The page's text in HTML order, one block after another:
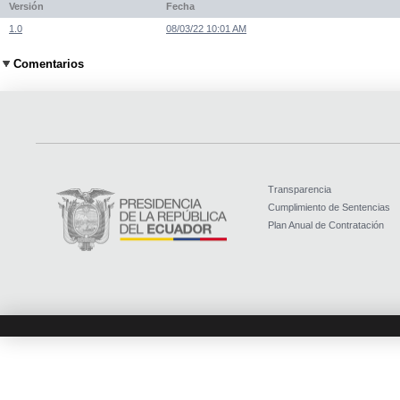
Versión Fecha
1.0 08/03/22 10:01 AM
Comentarios
Transparencia
Cumplimiento de Sentencias
Plan Anual de Contratación